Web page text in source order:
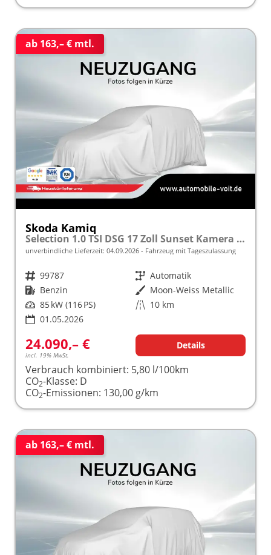
ab 163,– € mtl.
Skoda Kamiq
Selection 1.0 TSI DSG 17 Zoll Sunset Kamera PDC v+h
unverbindliche Lieferzeit: 04.09.2026 Fahrzeug mit Tageszulassung
Fahrzeugnr. 99787 Getriebe Automatik
Kraftstoff Benzin Außenfarbe Moon-Weiss Metallic
Leistung 85 kW (116 PS) Kilometerstand 10 km
01.05.2026
24.090,– €
incl. 19% MwSt.
Details
Verbrauch kombiniert: 5,80 l/100km
CO2-Klasse: D
CO2-Emissionen: 130,00 g/km
ab 163,– € mtl.